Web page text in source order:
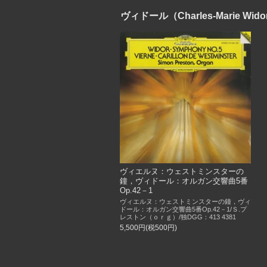
ヴィドール（Charles-Marie Widor
ヴィエルヌ：ウェストミンスターの
鐘，ヴィドール：オルガン交響曲5番
Op.42－1
ヴィエルヌ：ウェストミンスターの鐘，ヴィ
ドール：オルガン交響曲5番Op.42－1/Ｓ.プ
レストン（ｏｒｇ）/独DGG：413 4381
5,500円(税500円)